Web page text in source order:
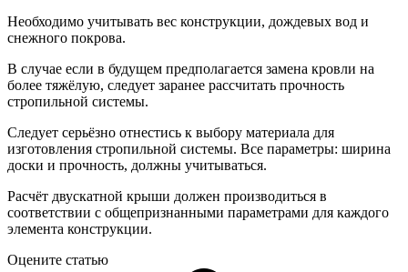
Необходимо учитывать вес конструкции, дождевых вод и
снежного покрова.
В случае если в будущем предполагается замена кровли на
более тяжёлую, следует заранее рассчитать прочность
стропильной системы.
Следует серьёзно отнестись к выбору материала для
изготовления стропильной системы. Все параметры: ширина
доски и прочность, должны учитываться.
Расчёт двускатной крыши должен производиться в
соответствии с общепризнанными параметрами для каждого
элемента конструкции.
Оцените статью